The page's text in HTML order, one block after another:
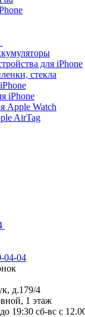
для iPhone
стекла
iPhone
Apple Watch
AirTag
04-04
д.179/4
1 этаж
19:30 сб-вс с